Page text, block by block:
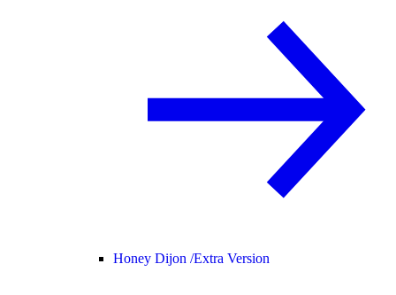
Honey Dijon /Extra Version